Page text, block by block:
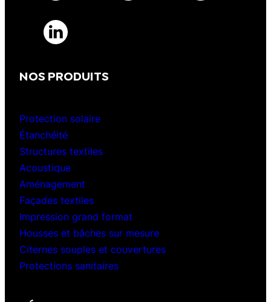
NOS PRODUITS
Protection solaire
Étanchéité
Structures textiles
Acoustique
Aménagement
Façades textiles
Impression grand format
Housses et bâches sur mesure
Citernes souples et couvertures
Protections sanitaires